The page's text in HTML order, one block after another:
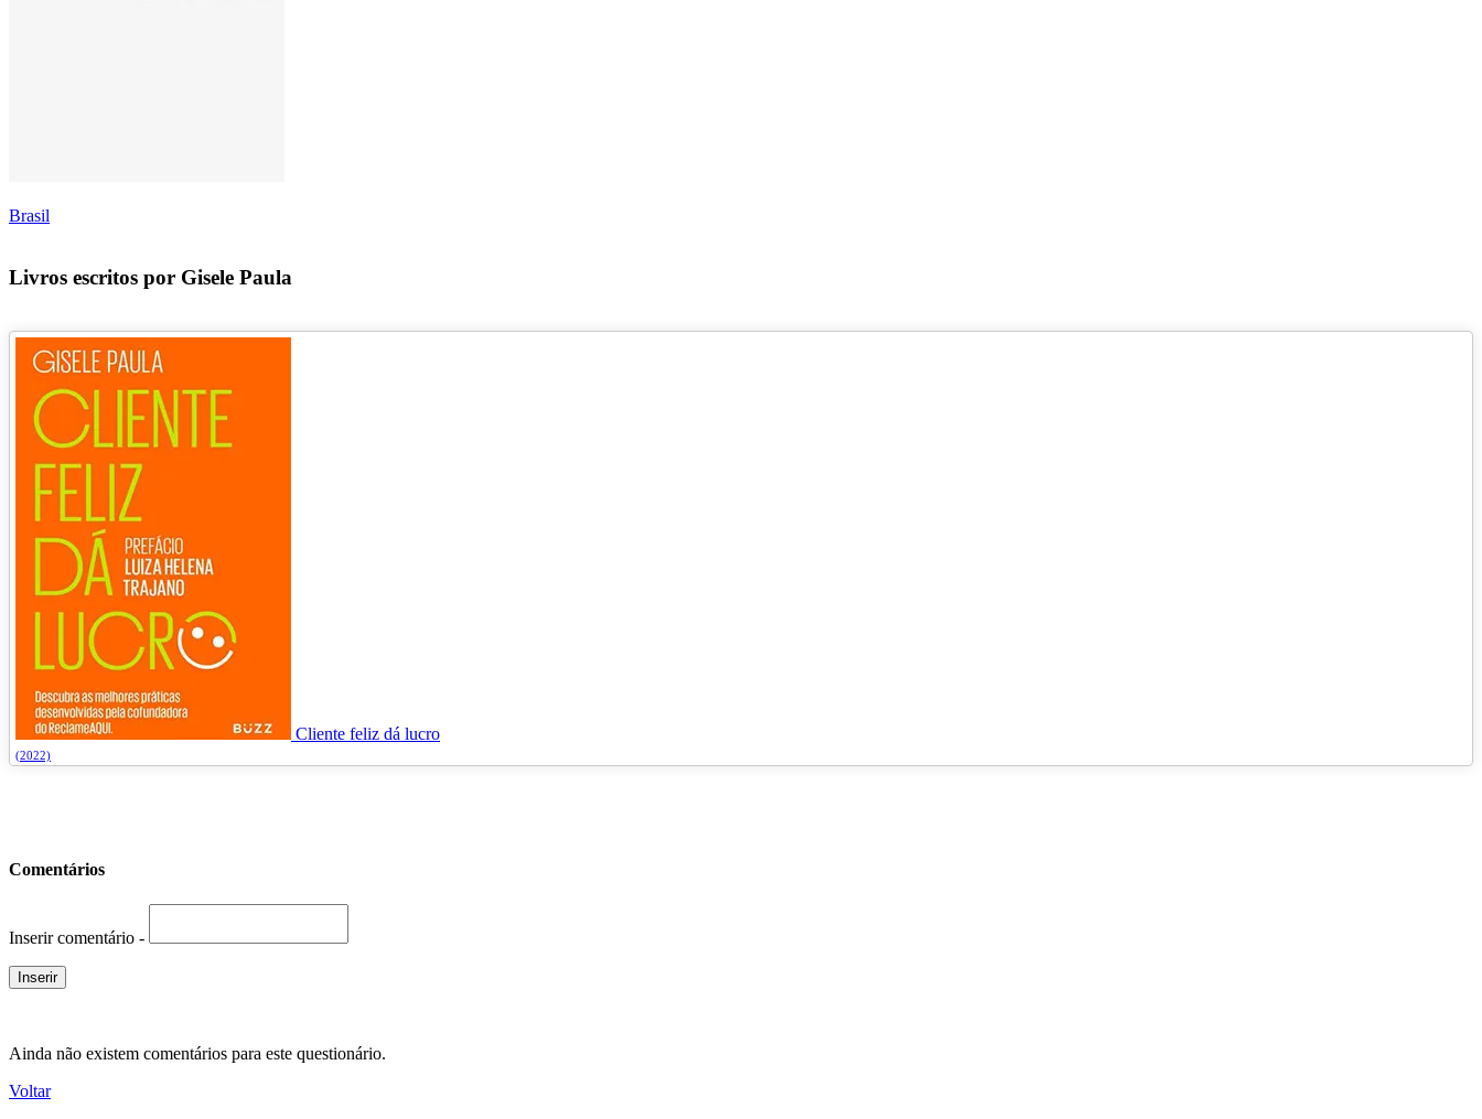
Brasil
Livros escritos por Gisele Paula
Cliente feliz dá lucro
(2022)
Comentários
Inserir comentário -
Ainda não existem comentários para este questionário.
Voltar